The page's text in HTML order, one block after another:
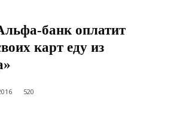
банк оплатит
карт еду из
520